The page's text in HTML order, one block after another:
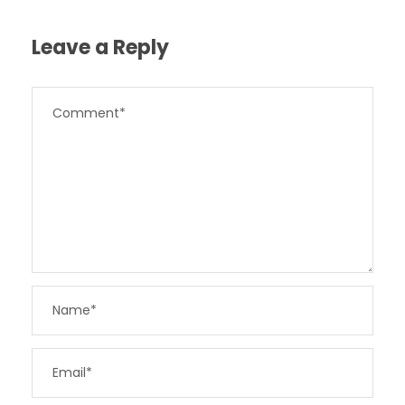
Leave a Reply